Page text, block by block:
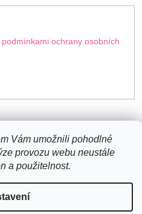
Vám umožnili pohodlné
provozu webu neustále
a použitelnost.
podmínkami ochrany osobních